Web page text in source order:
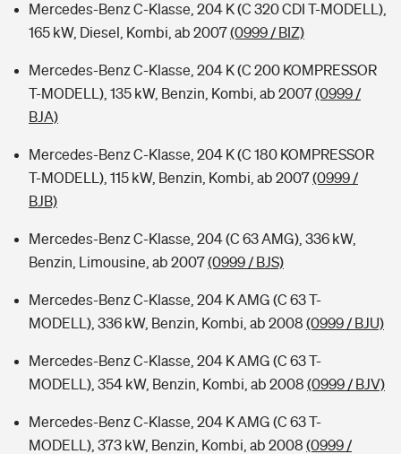
Mercedes-Benz C-Klasse, 204 K (C 320 CDI T-MODELL),
165 kW, Diesel, Kombi, ab 2007(0999 / BIZ)
Mercedes-Benz C-Klasse, 204 K (C 200 KOMPRESSOR
T-MODELL), 135 kW, Benzin, Kombi, ab 2007(0999 /
BJA)
Mercedes-Benz C-Klasse, 204 K (C 180 KOMPRESSOR
T-MODELL), 115 kW, Benzin, Kombi, ab 2007(0999 /
BJB)
Mercedes-Benz C-Klasse, 204 (C 63 AMG), 336 kW,
Benzin, Limousine, ab 2007(0999 / BJS)
Mercedes-Benz C-Klasse, 204 K AMG (C 63 T-
MODELL), 336 kW, Benzin, Kombi, ab 2008 (0999 / BJU)
Mercedes-Benz C-Klasse, 204 K AMG (C 63 T-
MODELL), 354 kW, Benzin, Kombi, ab 2008 (0999 / BJV)
Mercedes-Benz C-Klasse, 204 K AMG (C 63 T-
MODELL), 373 kW, Benzin, Kombi, ab 2008 (0999 /